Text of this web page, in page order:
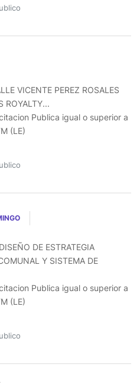
VICENTE PEREZ ROSALES
ROYALTY...
Publica igual o superior a
(LE)
DE ESTRATEGIA
Y SISTEMA DE
Publica igual o superior a
(LE)